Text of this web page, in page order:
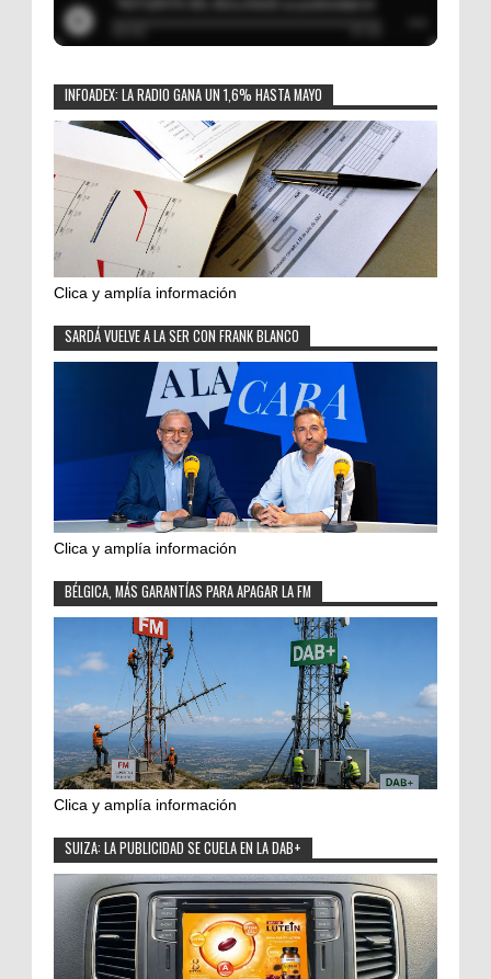
INFOADEX: LA RADIO GANA UN 1,6% HASTA MAYO
Clica y amplía información
SARDÁ VUELVE A LA SER CON FRANK BLANCO
Clica y amplía información
BÉLGICA, MÁS GARANTÍAS PARA APAGAR LA FM
Clica y amplía información
SUIZA: LA PUBLICIDAD SE CUELA EN LA DAB+